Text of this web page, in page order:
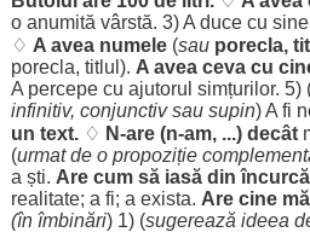
o anumită vârstă. 3) A ducecu sine
♢ A avea numele(sau porecla,
porecla, titlul ). A avea ceva cu
A percepecu ajutorul simțurilor. 5)
infinitiv, conjunctivsau supin) A fi
un text.♢ N-are (n-am, ...) decât
(urmatde o propoziție
a ști. Are cumsă iasădin
realitate; a fi; a exista. Are cine mă
(în îmbinări) 1) (sugerează ideea